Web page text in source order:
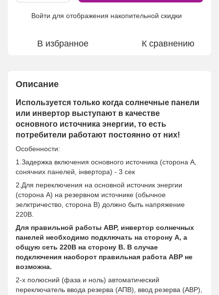
Войти для отображения накопительной скидки
В избранное К сравнению
Описание
Используется только когда солнечные панели
или инвертор выступают в качестве
основного источника энергии, то есть
потребители работают постоянно от них!
Особенности:
1.Задержка включения основного источника (сторона А,
сонячних панелей, інвертора) - 3 сек
2.Для переключения на основной источник энергии
(сторона А) на резервном источнике (обычное
эелктричество, сторона В) должно быть напряжение
220В.
Для правильной работы АВР, инвертор солнечных
панелей необходимо подключать на сторону А, а
общую сеть 220В на сторону В. В случае
подключения наоборот правильная работа АВР не
возможна.
2-х полюсний (фаза и ноль) автоматический
переключатель ввода резерва (АПВ), ввод резерва (АВР),